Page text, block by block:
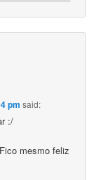
pm said:
:/
mesmo feliz